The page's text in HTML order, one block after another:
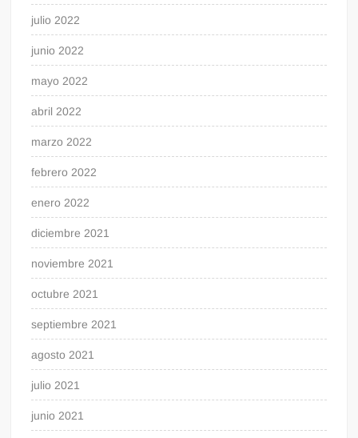
julio 2022
junio 2022
mayo 2022
abril 2022
marzo 2022
febrero 2022
enero 2022
diciembre 2021
noviembre 2021
octubre 2021
septiembre 2021
agosto 2021
julio 2021
junio 2021